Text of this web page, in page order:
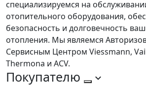
специализируемся на
отопительного оборудования,
безопасность и долговечность
отопления. Мы являемся
Сервисным Центром Viessmann,
Thermona и ACV.
Покупателю